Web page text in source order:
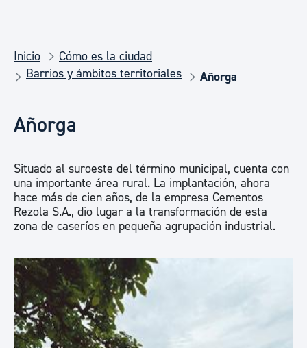
Inicio
Cómo es la ciudad
Barrios y ámbitos territoriales
Añorga
Añorga
Situado al suroeste del término municipal, cuenta con
una importante área rural. La implantación, ahora
hace más de cien años, de la empresa Cementos
Rezola S.A., dio lugar a la transformación de esta
zona de caseríos en pequeña agrupación industrial.